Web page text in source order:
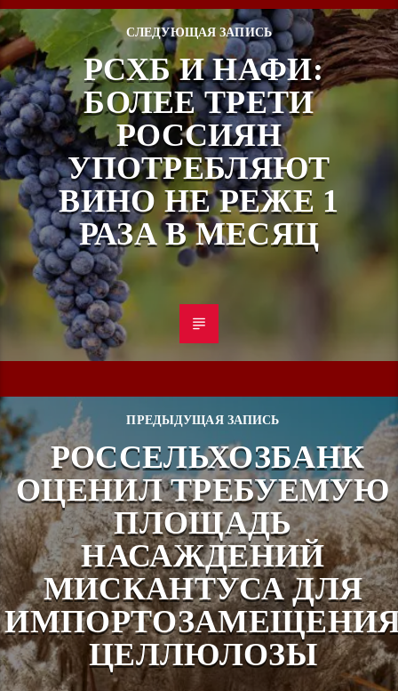
СЛЕДУЮЩАЯ ЗАПИСЬ
РСХБ И НАФИ:
БОЛЕЕ ТРЕТИ
РОССИЯН
УПОТРЕБЛЯЮТ
ВИНО НЕ РЕЖЕ 1
РАЗА В МЕСЯЦ
ПРЕДЫДУЩАЯ ЗАПИСЬ
РОССЕЛЬХОЗБАНК
ОЦЕНИЛ ТРЕБУЕМУЮ
ПЛОЩАДЬ
НАСАЖДЕНИЙ
МИСКАНТУСА ДЛЯ
ЦЕЛЛЮЛОЗЫ